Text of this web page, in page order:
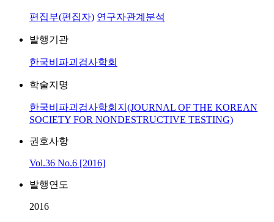
편집부(편집자) 연구자관계분석
발행기관
한국비파괴검사학회
학술지명
한국비파괴검사학회지(JOURNAL OF THE KOREAN
SOCIETY FOR NONDESTRUCTIVE TESTING)
권호사항
Vol.36 No.6 [2016]
발행연도
2016